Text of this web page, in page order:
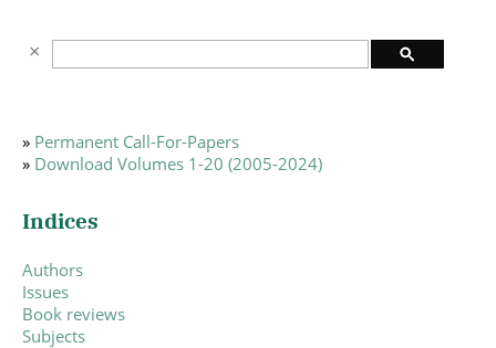
» Permanent Call-For-Papers
» Download Volumes 1-20 (2005-2024)
Indices
Authors
Issues
Book reviews
Subjects